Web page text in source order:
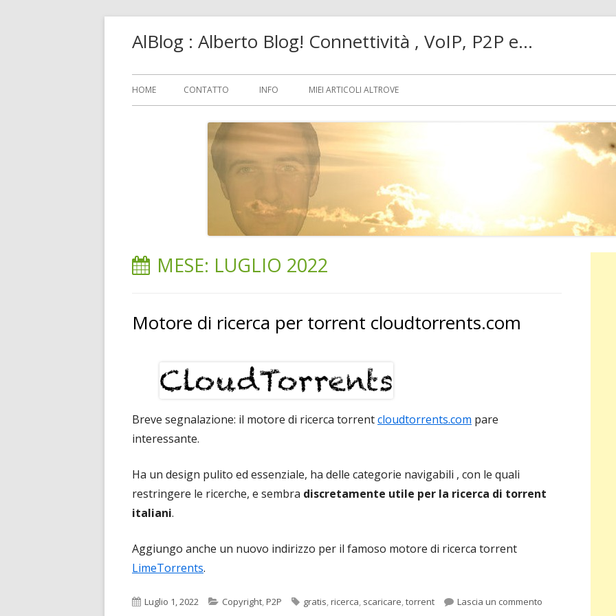
AlBlog : Alberto Blog! Connettività , VoIP, P2P e…
Menu
principale
HOME CONTATTO INFO MIEI ARTICOLI ALTROVE
MESE: LUGLIO 2022
Motore di ricerca per torrent cloudtorrents.com
Breve segnalazione: il motore di ricerca torrentcloudtorrents.com pare
interessante.
Ha un design pulito ed essenziale, ha delle categorie navigabili , con le quali
restringere le ricerche, e sembra discretamente utile per la ricerca di torrent
italiani.
Aggiungo anche un nuovo indirizzo per il famoso motore di ricerca torrent
LimeTorrents.
Pubblicato
Luglio 1, 2022 Categorie
Copyright,P2P Tag
gratis,ricerca, scaricare,torrent Lascia un commento